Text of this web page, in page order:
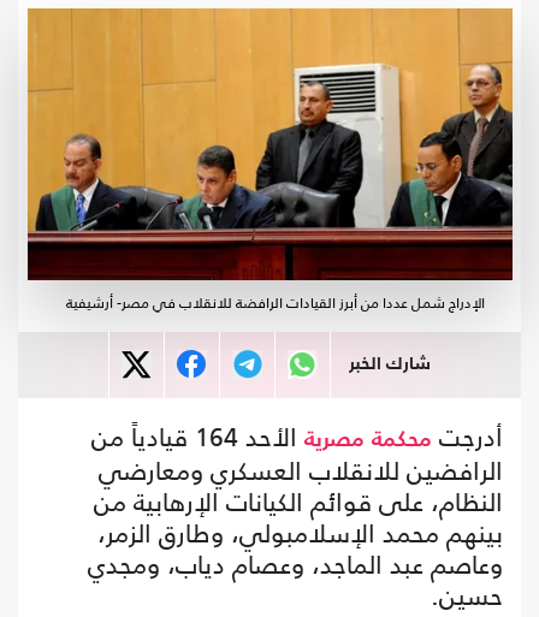
الإدراج شمل عددا من أبرز القيادات الرافضة للانقلاب في مصر- أرشيفية
شارك الخبر
أدرجت محكمة مصرية
الأحد 164 قيادياً من
الرافضين للانقلاب العسكري ومعارضي
النظام، على قوائم الكيانات الإرهابية من
بينهم محمد الإسلامبولي، وطارق الزمر،
وعاصم عبد الماجد، وعصام دياب، ومجدي
حسين.